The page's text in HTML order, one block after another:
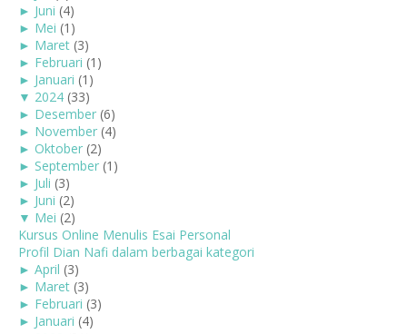
► Juni (4)
► Mei (1)
► Maret (3)
► Februari (1)
► Januari (1)
▼ 2024 (33)
► Desember (6)
► November (4)
► Oktober (2)
► September (1)
► Juli (3)
► Juni (2)
▼ Mei (2)
Kursus Online Menulis Esai Personal
Profil Dian Nafi dalam berbagai kategori
► April (3)
► Maret (3)
► Februari (3)
► Januari (4)